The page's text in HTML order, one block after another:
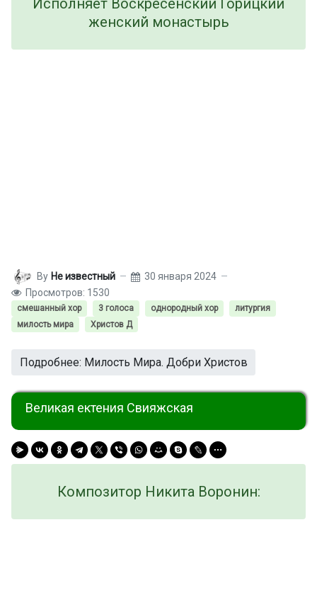
Исполняет Воскресенский Горицкий
женский монастырь
By Не известный
30 января 2024
Просмотров: 1530
смешанный хор 3 голоса однородный хор
литургия
милость мира
Христов Д
Подробнее: Милость Мира. Добри Христов
Великая ектения Свияжская
Композитор Никита Воронин: